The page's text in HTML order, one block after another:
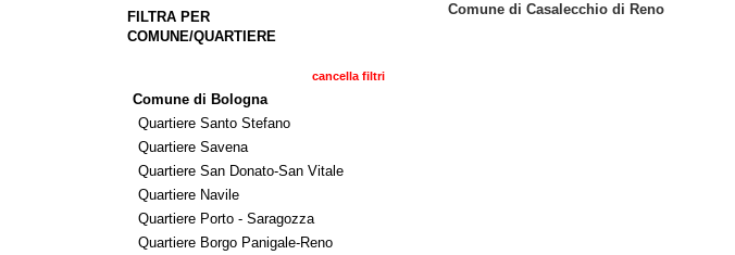
FILTRA PER
COMUNE/QUARTIERE
cancella filtri
Comune di Bologna
Quartiere Santo Stefano
Quartiere Savena
Quartiere San Donato-San Vitale
Quartiere Navile
Quartiere Porto - Saragozza
Quartiere Borgo Panigale-Reno
Comune di Casalecchio di Reno